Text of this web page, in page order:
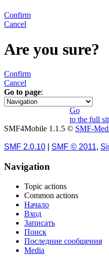
Confirm
Cancel
Are you sure?
Confirm
Cancel
Go to page:
1
Go
to the full
SMF4Mobile 1.1.5 © SMF-
SMF 2.0.10 SMF © 2011,
Navigation
Topic actions
Common actions
Начало
Вход
Записать
Поиск
Последние сообщения
Media